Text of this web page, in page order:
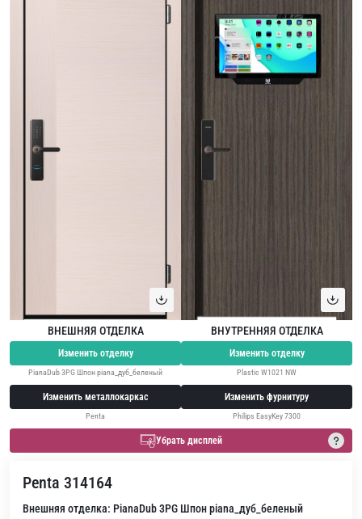
ВНЕШНЯЯ ОТДЕЛКА
Изменить отделку
PianaDub 3PG Шпон piana_дуб_беленый
Изменить металлокаркас
Penta
ВНУТРЕННЯЯ ОТДЕЛКА
Изменить отделку
Plastic W1021 NW
Изменить фурнитуру
Philips EasyKey 7300
Убрать дисплей
Penta 314164
Внешняя отделка: PianaDub 3PG Шпон piana_дуб_беленый